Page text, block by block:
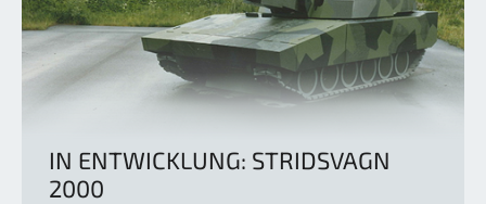
IN ENTWICKLUNG: STRIDSVAGN
2000